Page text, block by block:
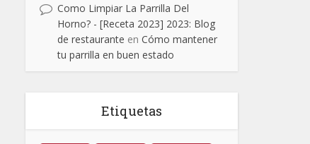
Como Limpiar La Parrilla Del
Horno? - [Receta 2023] 2023: Blog
de restaurante en Cómo mantener
tu parrilla en buen estado
Etiquetas